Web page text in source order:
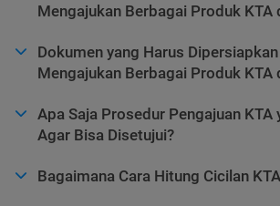
Mengajukan Berbagai Produk KTA
Dokumen yang Harus
Mengajukan Berbagai Produk KTA
Apa Saja Prosedur Pengajuan KTA
Agar Bisa Disetujui?
Bagaimana Cara Hitung Cicilan